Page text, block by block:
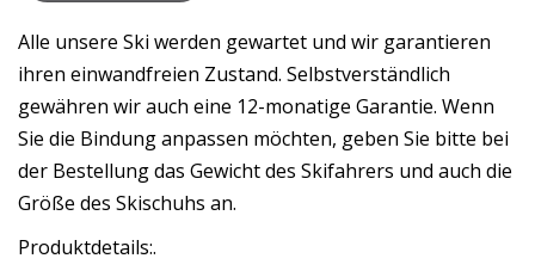
Alle unsere Ski werden gewartet und wir garantieren
ihren einwandfreien Zustand. Selbstverständlich
gewähren wir auch eine 12-monatige Garantie. Wenn
Sie die Bindung anpassen möchten, geben Sie bitte bei
der Bestellung das Gewicht des Skifahrers und auch die
Größe des Skischuhs an.
Produktdetails:.